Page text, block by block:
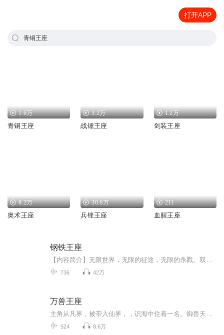
打开APP
青铜王座
1.6万
青铜王座
3.2万
战锤王座
1.2万
剑装王座
8.2万
奥术王座
30.6万
兵锋王座
211
血腥王座
钢铁王座
736 42万
万兽王座
524 8.6万